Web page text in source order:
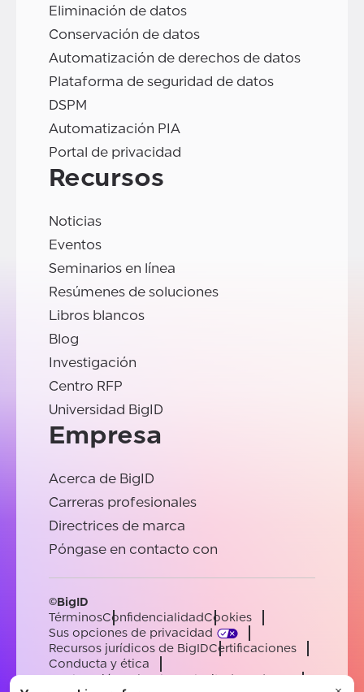
Eliminación de datos
Conservación de datos
Automatización de derechos de datos
Plataforma de seguridad de datos
DSPM
Automatización PIA
Portal de privacidad
Recursos
Noticias
Eventos
Seminarios en línea
Resúmenes de soluciones
Libros blancos
Blog
Investigación
Centro RFP
Universidad BigID
Empresa
Acerca de BigID
Carreras profesionales
Directrices de marca
Póngase en contacto con
©BigID
TérminosConfidencialidadCookies
Sus opciones de privacidad
Recursos jurídicos de BigIDCertificaciones
Conducta y ética
Declaración sobre la esclavitud moderna